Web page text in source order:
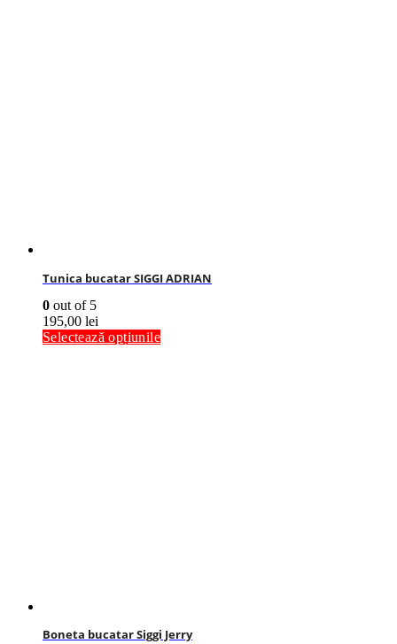
Tunica bucatar SIGGI ADRIAN
0 out of 5
195,00 lei
Selectează opțiunile
Boneta bucatar Siggi Jerry